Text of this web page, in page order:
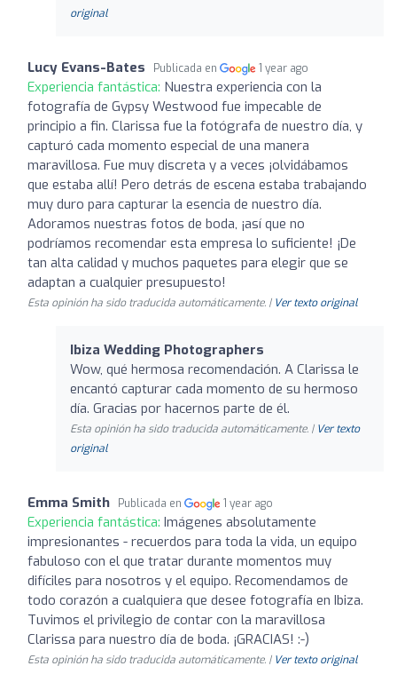
original
Lucy Evans-Bates Publicada en 1 year ago
Experiencia fantástica: Nuestra experiencia con la
fotografía de Gypsy Westwood fue impecable de
principio a fin. Clarissa fue la fotógrafa de nuestro día, y
capturó cada momento especial de una manera
maravillosa. Fue muy discreta y a veces ¡olvidábamos
que estaba allí! Pero detrás de escena estaba trabajando
muy duro para capturar la esencia de nuestro día.
Adoramos nuestras fotos de boda, ¡así que no
podríamos recomendar esta empresa lo suficiente! ¡De
tan alta calidad y muchos paquetes para elegir que se
adaptan a cualquier presupuesto!
Esta opinión ha sido traducida automáticamente. | Ver texto original
Ibiza Wedding Photographers
Wow, qué hermosa recomendación. A Clarissa le
encantó capturar cada momento de su hermoso
día. Gracias por hacernos parte de él.
Esta opinión ha sido traducida automáticamente. | Ver texto
original
Emma Smith Publicada en 1 year ago
Experiencia fantástica: Imágenes absolutamente
impresionantes - recuerdos para toda la vida, un equipo
fabuloso con el que tratar durante momentos muy
difíciles para nosotros y el equipo. Recomendamos de
todo corazón a cualquiera que desee fotografía en Ibiza.
Tuvimos el privilegio de contar con la maravillosa
Clarissa para nuestro día de boda. ¡GRACIAS! :-)
Esta opinión ha sido traducida automáticamente. | Ver texto original